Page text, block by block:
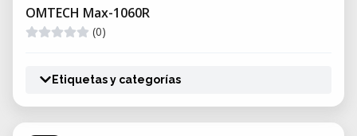
OMTECH Max-1060R
(0)
Etiquetas y categorías